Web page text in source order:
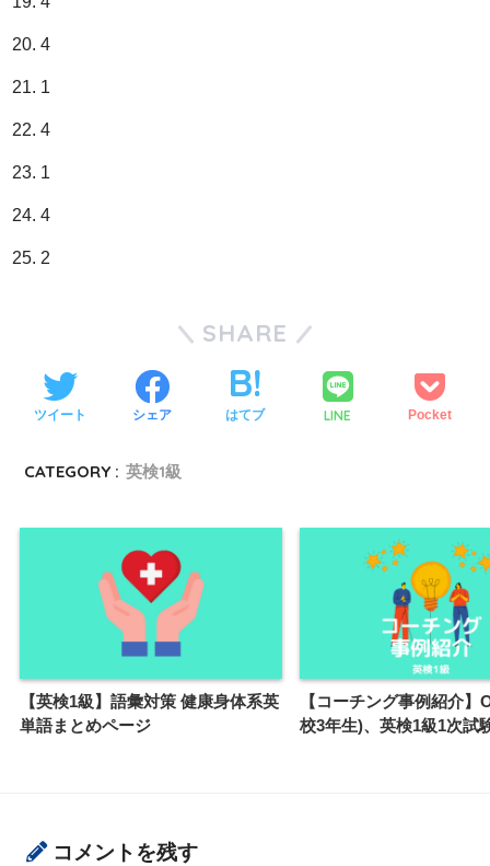
4
1
4
1
4
2
SHARE
ツイート シェア はてブ LINE Pocket
CATEGORY : 英検1級
【英検1級】語彙対策 健康身体系英
単語まとめページ
【コーチング事例紹介】
校3年生)、英検1級1次試
コメントを残す